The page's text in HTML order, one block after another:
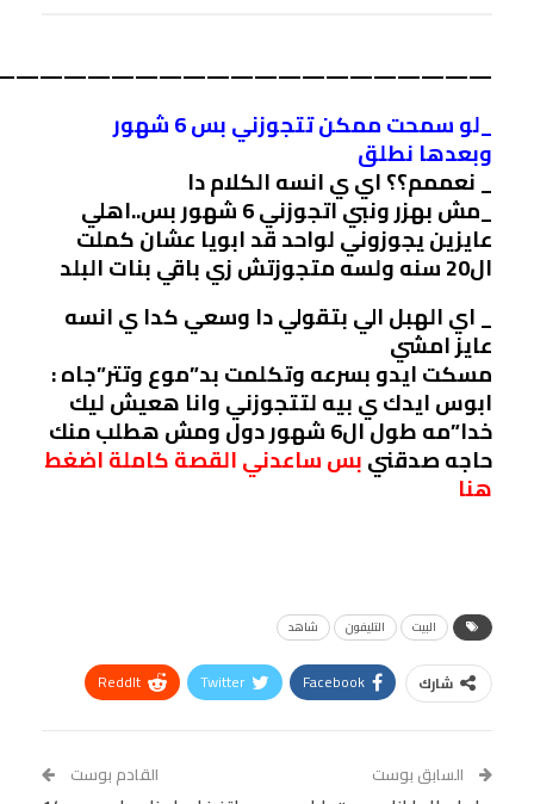
_لو سمحت ممكن تتجوزني بس 6 شهور
وبعدها نطلق
_ نعممم؟؟ اي ي انسه الكلام دا
_مش بهزر ونبي اتجوزني 6 شهور بس..اهلي
عايزين يجوزوني لواحد قد ابويا عشان كملت
ال20 سنه ولسه متجوزتش زي باقي بنات البلد
_ اي الهبل الي بتقولي دا وسعي كدا ي انسه
عايز امشي
مسكت ايدو بسرعه وتكلمت بد”موع وتتر”جاه :
ابوس ايدك ي بيه لتتجوزني وانا هعيش ليك
خدا”مه طول ال6 شهور دول ومش هطلب منك
حاجه صدقنيبس ساعدني القصة كاملة اضغط
هنا
البيت التليفون شاهد
شارك Facebook
Twitter
ReddIt
Tumblr
السابق بوست القادم بوست